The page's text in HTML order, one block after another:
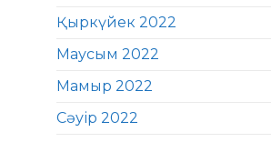
Қыркүйек 2022
Маусым 2022
Мамыр 2022
Сәуір 2022